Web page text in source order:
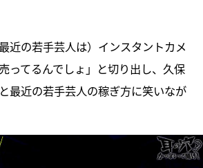
近の若手芸人は）インスタントカメ
ってるんでしょ」と切り出し、久保
最近の若手芸人の稼ぎ方に笑いなが